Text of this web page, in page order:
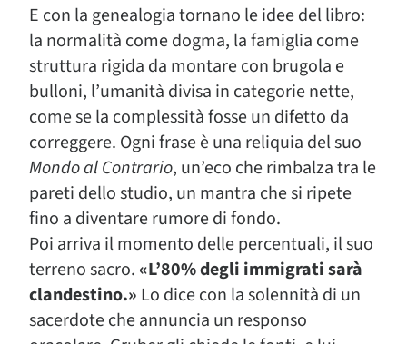
E con la genealogia tornano le idee del libro:
la normalità come dogma, la famiglia come
struttura rigida da montare con brugola e
bulloni, l’umanità divisa in categorie nette,
come se la complessità fosse un difetto da
correggere. Ogni frase è una reliquia del suo
Mondo al Contrario, un’eco che rimbalza tra le
pareti dello studio, un mantra che si ripete
fino a diventare rumore di fondo.
Poi arriva il momento delle percentuali, il suo
terreno sacro. «L’80% degli immigrati sarà
clandestino.» Lo dice con la solennità di un
sacerdote che annuncia un responso